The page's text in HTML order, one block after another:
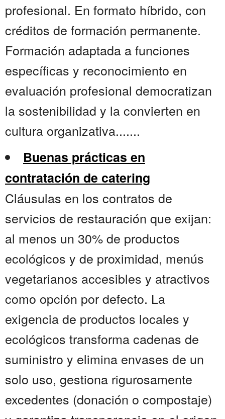
profesional. En formato híbrido, con
créditos de formación permanente.
Formación adaptada a funciones
específicas y reconocimiento en
evaluación profesional democratizan
la sostenibilidad y la convierten en
cultura organizativa.......
Buenas prácticas en
contratación de catering
Cláusulas en los contratos de
servicios de restauración que exijan:
al menos un 30% de productos
ecológicos y de proximidad, menús
vegetarianos accesibles y atractivos
como opción por defecto. La
exigencia de productos locales y
ecológicos transforma cadenas de
suministro y elimina envases de un
solo uso, gestiona rigurosamente
excedentes (donación o compostaje)